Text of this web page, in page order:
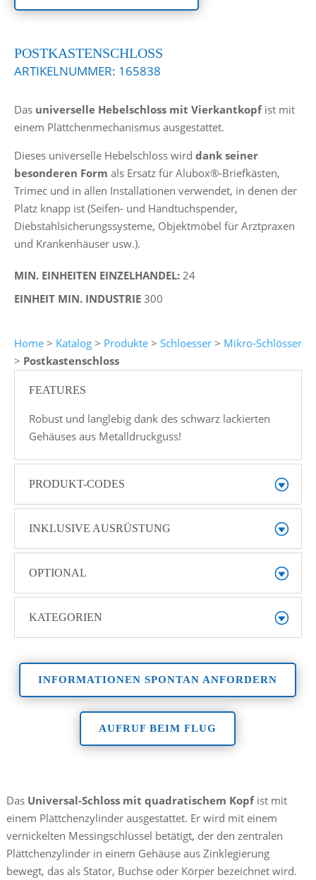
POSTKASTENSCHLOSS
ARTIKELNUMMER: 165838
Das universelle Hebelschloss mit Vierkantkopfist mit
einem Plättchenmechanismus ausgestattet.
Dieses universelle Hebelschloss wird dank seiner
besonderen Form als Ersatz für Alubox®-Briefkästen,
Trimec und in allen Installationen verwendet, in denen der
Platz knapp ist (Seifen- und Handtuchspender,
Diebstahlsicherungssysteme, Objektmöbel für Arztpraxen
und Krankenhäuser usw.).
MIN. EINHEITEN EINZELHANDEL: 24
EINHEIT MIN. INDUSTRIE 300
Home> Katalog> Produkte> Schloesser> Mikro-Schlösser
> Postkastenschloss
FEATURES
Robust und langlebig dank des schwarz lackierten
Gehäuses aus Metalldruckguss!
PRODUKT-CODES
INKLUSIVE AUSRÜSTUNG
OPTIONAL
KATEGORIEN
INFORMATIONEN SPONTAN ANFORDERN
AUFRUF BEIM FLUG
Das Universal-Schloss mit quadratischem Kopfist mit
einem Plättchenzylinder ausgestattet. Er wird mit einem
vernickelten Messingschlüssel betätigt, der den zentralen
Plättchenzylinder in einem Gehäuse aus Zinklegierung
bewegt, das als Stator, Buchse oder Körper bezeichnet wird.